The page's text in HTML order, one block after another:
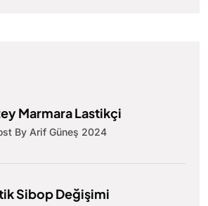
Marmara Lastikçi
By Arif Güneş 2024
Sibop Değişimi